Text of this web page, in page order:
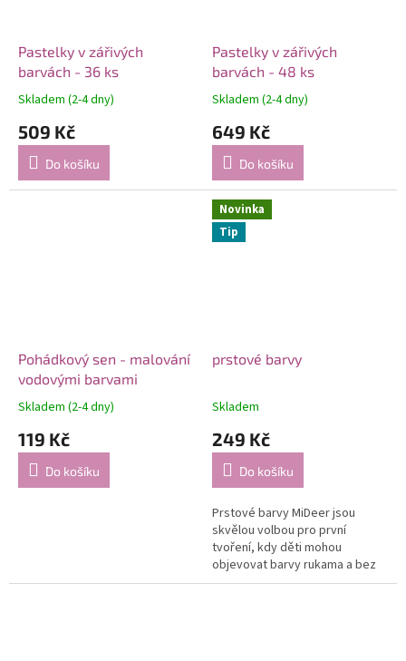
Pastelky v zářivých
barvách - 36 ks
Skladem (2-4 dny)
509 Kč
Do košíku
Pastelky v zářivých
barvách - 48 ks
Skladem (2-4 dny)
649 Kč
Do košíku
Pohádkový sen - malování
vodovými barvami
Skladem (2-4 dny)
119 Kč
Do košíku
Novinka
Tip
prstové barvy
Skladem
249 Kč
Do košíku
Prstové barvy MiDeer jsou
skvělou volbou pro první
tvoření, kdy děti mohou
objevovat barvy rukama a bez
zbytečné složitosti.